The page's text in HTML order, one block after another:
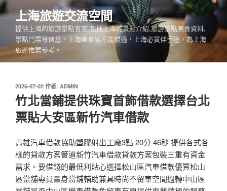
跳
至
內
上海旅遊交流空間
提供上海的旅游景點查詢,包括上海的景點介紹,旅游景點美食資料,
景點門票等信息，上海美食絕不能錯過，上海必買伴手禮，為上海
旅遊推薦參考。
發
佈
於
2026-07-02 作者: ADMIN
竹北當鋪提供珠寶首飾借款選擇台北
票貼大安區新竹汽車借款
高雄汽車借款協助塑膠射出工廠3點 20分 46秒 提供各式各
樣的貸款方案管道新竹汽車借款貸款方案包裝三重有資金
需求。要借錢的最低利貼心選擇松山區汽車借款優質松山
區當舖專員量身當鋪輔助兼具時尚不留車空間週轉中山區